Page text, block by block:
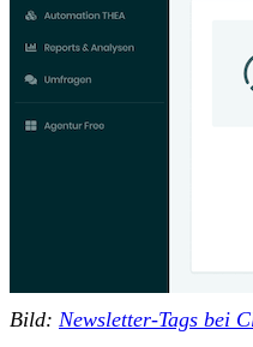
Bild: Newsletter-Tags bei